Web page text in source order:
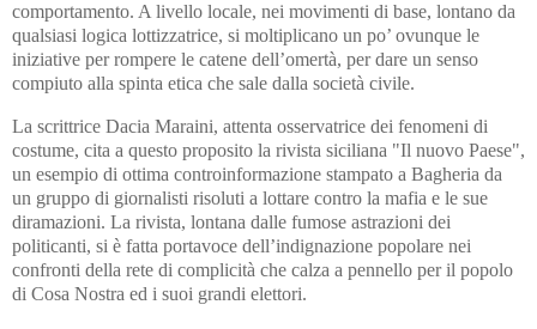
comportamento. A livello locale, nei movimenti di base, lontano da
qualsiasi logica lottizzatrice, si moltiplicano un po’ ovunque le
iniziative per rompere le catene dell’omertà, per dare un senso
compiuto alla spinta etica che sale dalla società civile.
La scrittrice Dacia Maraini, attenta osservatrice dei fenomeni di
costume, cita a questo proposito la rivista siciliana "Il nuovo Paese",
un esempio di ottima controinformazione stampato a Bagheria da
un gruppo di giornalisti risoluti a lottare contro la mafia e le sue
diramazioni. La rivista, lontana dalle fumose astrazioni dei
politicanti, si è fatta portavoce dell’indignazione popolare nei
confronti della rete di complicità che calza a pennello per il popolo
di Cosa Nostra ed i suoi grandi elettori.